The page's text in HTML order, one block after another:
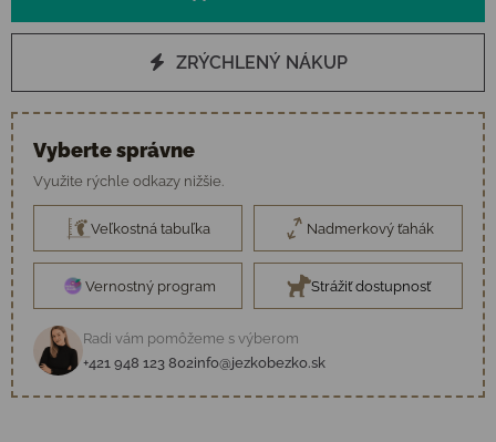
ZRÝCHLENÝ NÁKUP
Vyberte správne
Využite rýchle odkazy nižšie.
Veľkostná tabuľka Nadmerkový ťahák
Vernostný program Strážiť dostupnosť
Radi vám pomôžeme s výberom
+421 948 123 802info@jezkobezko.sk